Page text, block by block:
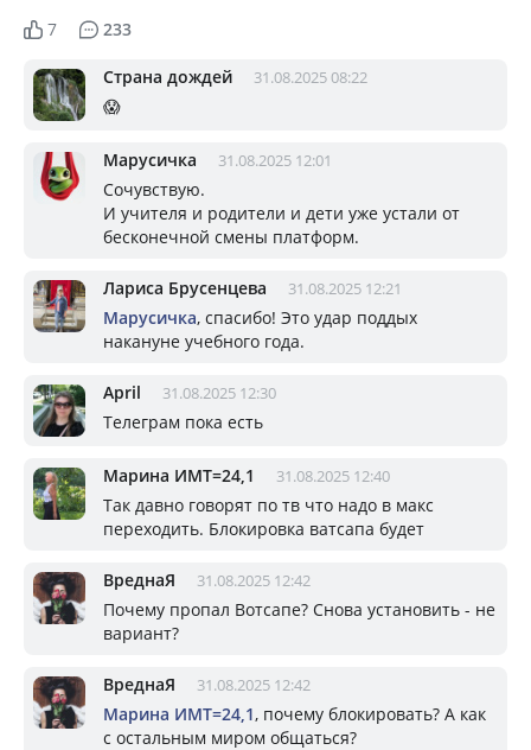
7
233
Страна дождей 31.08.2025 08:22
😱
Марусичка 31.08.2025 12:01
Сочувствую.
И учителя и родители и дети уже устали от
бесконечной смены платформ.
Лариса Брусенцева 31.08.2025 12:21
Марусичка, спасибо! Это удар поддых
накануне учебного года.
April 31.08.2025 12:30
Телеграм пока есть
Марина ИМТ=24,1 31.08.2025 12:40
Так давно говорят по тв что надо в макс
переходить. Блокировка ватсапа будет
ВреднаЯ 31.08.2025 12:42
Почему пропал Вотсапе? Снова установить - не
вариант?
ВреднаЯ 31.08.2025 12:42
Марина ИМТ=24,1, почему блокировать? А как
с остальным миром общаться?